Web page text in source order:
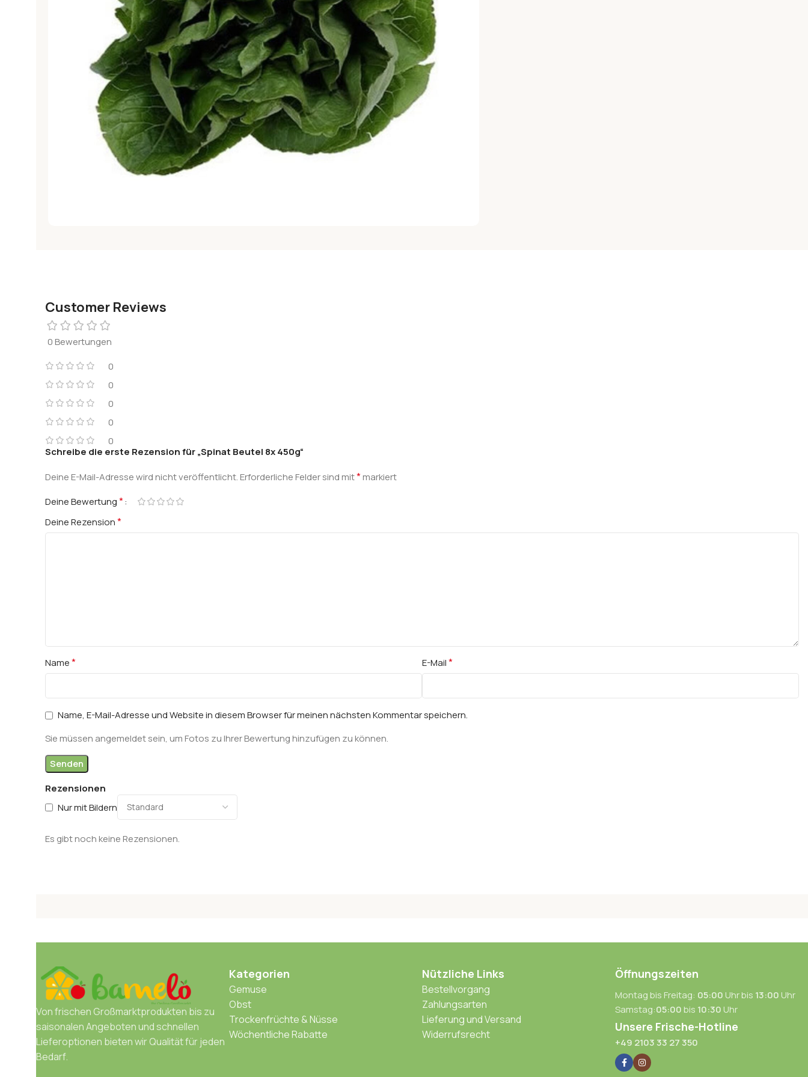
Customer Reviews
0 Bewertungen
0
0
0
0
0
Rezensionen
Nur mit Bildern
Es gibt noch keine Rezensionen.
Schreibe die erste Rezension für „Spinat Beutel 8x 450g“
Deine E-Mail-Adresse wird nicht veröffentlicht.Erforderliche Felder sind mit*markiert
Deine Bewertung*
Deine Rezension*
Name* E-Mail*
Name, E-Mail-Adresse und Website in diesem Browser für meinen nächsten Kommentar speichern.
Sie müssen angemeldet sein, um Fotos zu Ihrer Bewertung hinzufügen zu können.
Von frischen Großmarktprodukten bis zu
saisonalen Angeboten und schnellen
Lieferoptionen bieten wir Qualität für jeden
Bedarf.
Kategorien
Gemuse
Obst
Trockenfrüchte & Nüsse
Wöchentliche Rabatte
Nützliche Links
Bestellvorgang
Zahlungsarten
Lieferung und Versand
Widerrufsrecht
Öffnungszeiten
Montag bis Freitag: 05:00 Uhr bis 13:00 Uhr
Samstag:05:00bis 10:30 Uhr
Unsere Frische-Hotline
+49 2103 33 27 350